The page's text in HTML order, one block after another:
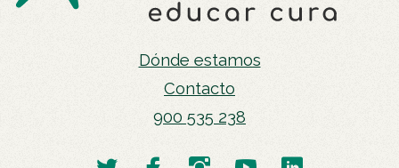
Dónde estamos
Contacto
900 535 238